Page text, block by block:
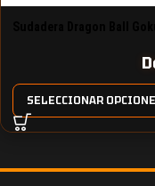
SELECCIONAR